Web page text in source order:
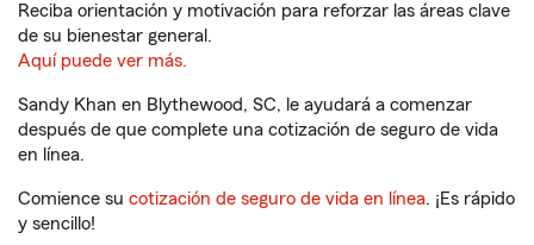
Reciba orientación y motivación para reforzar las áreas clave
de su bienestar general.
Aquí puede ver más.
Sandy Khan en Blythewood, SC, le ayudará a comenzar
después de que complete una cotización de seguro de vida
en línea.
Comience su cotización de seguro de vida en línea. ¡Es rápido
y sencillo!